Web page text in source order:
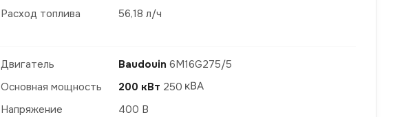
Расход топлива
56,18 л/ч
Двигатель Baudouin 6M16G275/5
Основная мощность
200 кВт 250
Напряжение
400 В